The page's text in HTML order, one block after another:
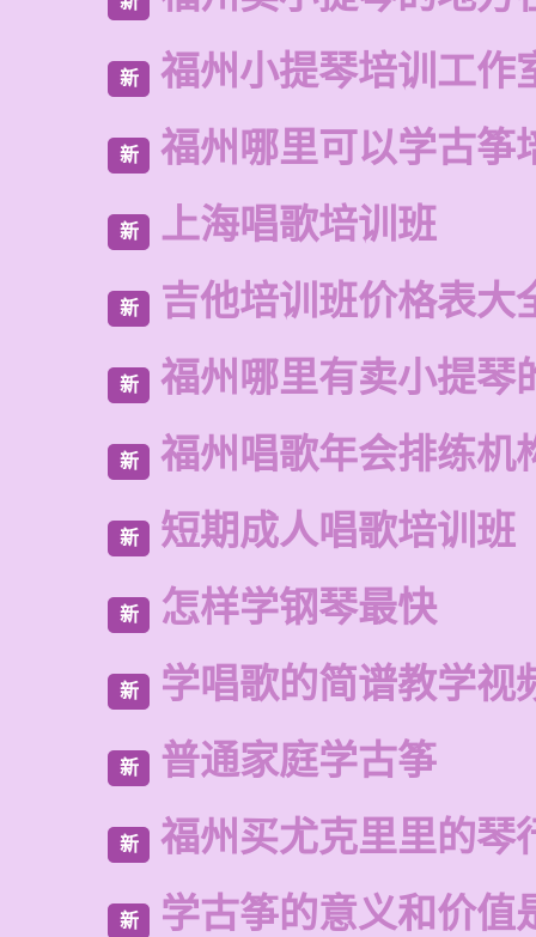
新 福州小提琴培训工作
新 福州哪里可以学古筝
新 上海唱歌培训班
新 吉他培训班价格表大
新 福州哪里有卖小提琴
新 福州唱歌年会排练机
新 短期成人唱歌培训班
新 怎样学钢琴最快
新 学唱歌的简谱教学视
新 普通家庭学古筝
新 福州买尤克里里的琴
新 学古筝的意义和价值